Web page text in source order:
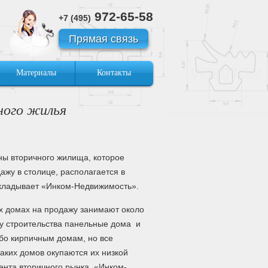
+7 (495) 972-65-58
Прямая связь
Материалы Контакты
жилья
вторичного жилища, которое
в столице, располагается в
«Инком-Недвижимость».
домах на продажу занимают около
строительства панельные дома и
кирпичным домам, но все
домов окупаются их низкой